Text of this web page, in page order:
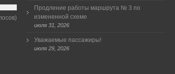
Продление работы маршрута № 3 по
измененной схеме
июля 31, 2026
Уважаемые пассажиры!
июля 29, 2026